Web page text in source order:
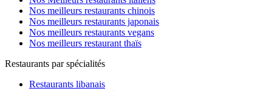
Nos meilleurs restaurants chinois
Nos meilleurs restaurants japonais
Nos meilleurs restaurants vegans
Nos meilleurs restaurant thaïs
Restaurants par spécialités
Restaurants libanais